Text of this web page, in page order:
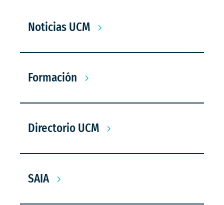
Noticias UCM
Formación
Directorio UCM
SAIA